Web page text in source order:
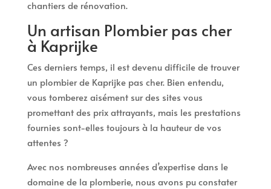
chantiers de rénovation.
Un artisan Plombier pas cher
à Kaprijke
Ces derniers temps, il est devenu difficile de trouver
un plombier de Kaprijke pas cher. Bien entendu,
vous tomberez aisément sur des sites vous
promettant des prix attrayants, mais les prestations
fournies sont-elles toujours à la hauteur de vos
attentes ?
Avec nos nombreuses années d’expertise dans le
domaine de la plomberie, nous avons pu constater